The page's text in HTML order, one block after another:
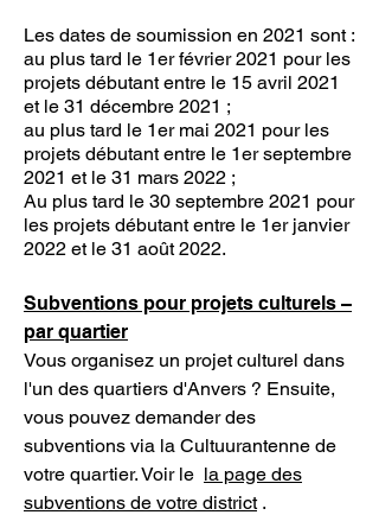
Les dates de soumission en 2021 sont :
au plus tard le 1er février 2021 pour les
projets débutant entre le 15 avril 2021
et le 31 décembre 2021 ;
au plus tard le 1er mai 2021 pour les
projets débutant entre le 1er septembre
2021 et le 31 mars 2022 ;
Au plus tard le 30 septembre 2021 pour
les projets débutant entre le 1er janvier
2022 et le 31 août 2022.
Subventions pour projets culturels –
par quartier
Vous organisez un projet culturel dans
l'un des quartiers d'Anvers ? Ensuite,
vous pouvez demander des
subventions via la Cultuurantenne de
votre quartier. Voir le la page des
subventions de votre district. ​